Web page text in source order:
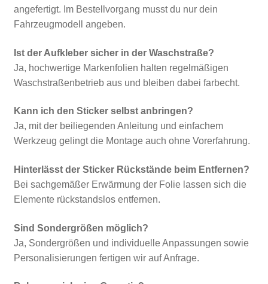
angefertigt. Im Bestellvorgang musst du nur dein
Fahrzeugmodell angeben.
Ist der Aufkleber sicher in der Waschstraße?
Ja, hochwertige Markenfolien halten regelmäßigen
Waschstraßenbetrieb aus und bleiben dabei farbecht.
Kann ich den Sticker selbst anbringen?
Ja, mit der beiliegenden Anleitung und einfachem
Werkzeug gelingt die Montage auch ohne Vorerfahrung.
Hinterlässt der Sticker Rückstände beim Entfernen?
Bei sachgemäßer Erwärmung der Folie lassen sich die
Elemente rückstandslos entfernen.
Sind Sondergrößen möglich?
Ja, Sondergrößen und individuelle Anpassungen sowie
Personalisierungen fertigen wir auf Anfrage.